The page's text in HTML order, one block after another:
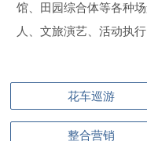
馆、田园综合体等各种
人、文旅演艺、活动执
花车巡游
整合营销